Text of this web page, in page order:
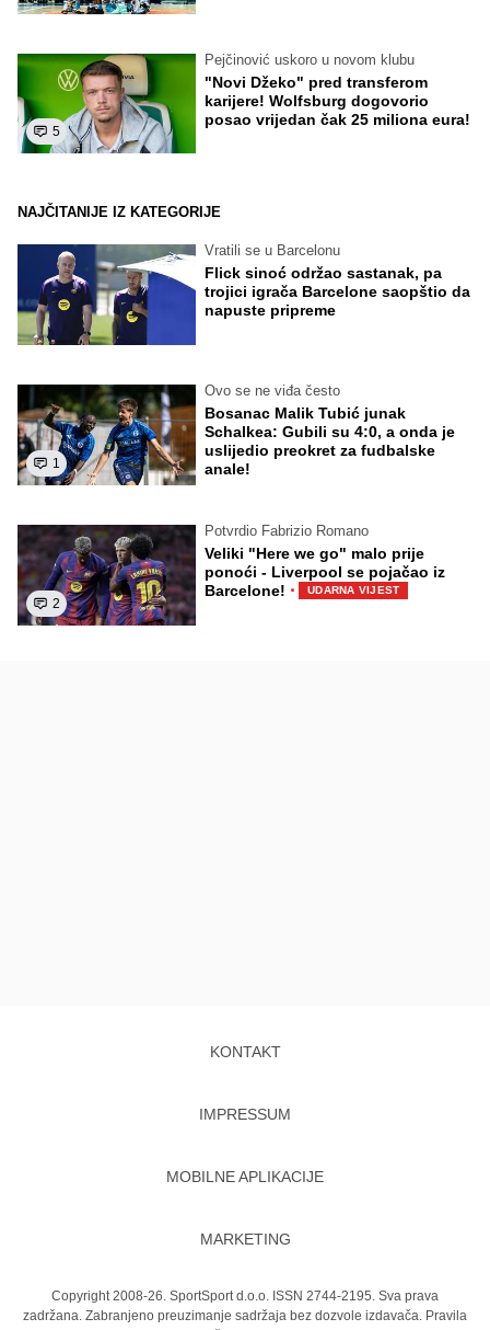
5
Pejčinović uskoro u novom klubu
"Novi Džeko" pred transferom
karijere! Wolfsburg dogovorio
posao vrijedan čak 25 miliona eura!
NAJČITANIJE IZ KATEGORIJE
Vratili se u Barcelonu
Flick sinoć održao sastanak, pa
trojici igrača Barcelone saopštio da
napuste pripreme
1
Ovo se ne viđa često
Bosanac Malik Tubić junak
Schalkea: Gubili su 4:0, a onda je
uslijedio preokret za fudbalske
anale!
2
Potvrdio Fabrizio Romano
Veliki "Here we go" malo prije
ponoći - Liverpool se pojačao iz
Barcelone! · UDARNA VIJEST
KONTAKT
IMPRESSUM
MOBILNE APLIKACIJE
MARKETING
Copyright 2008-26. SportSport d.o.o. ISSN 2744-2195. Sva prava
zadržana. Zabranjeno preuzimanje sadržaja bez dozvole izdavača. Pravila